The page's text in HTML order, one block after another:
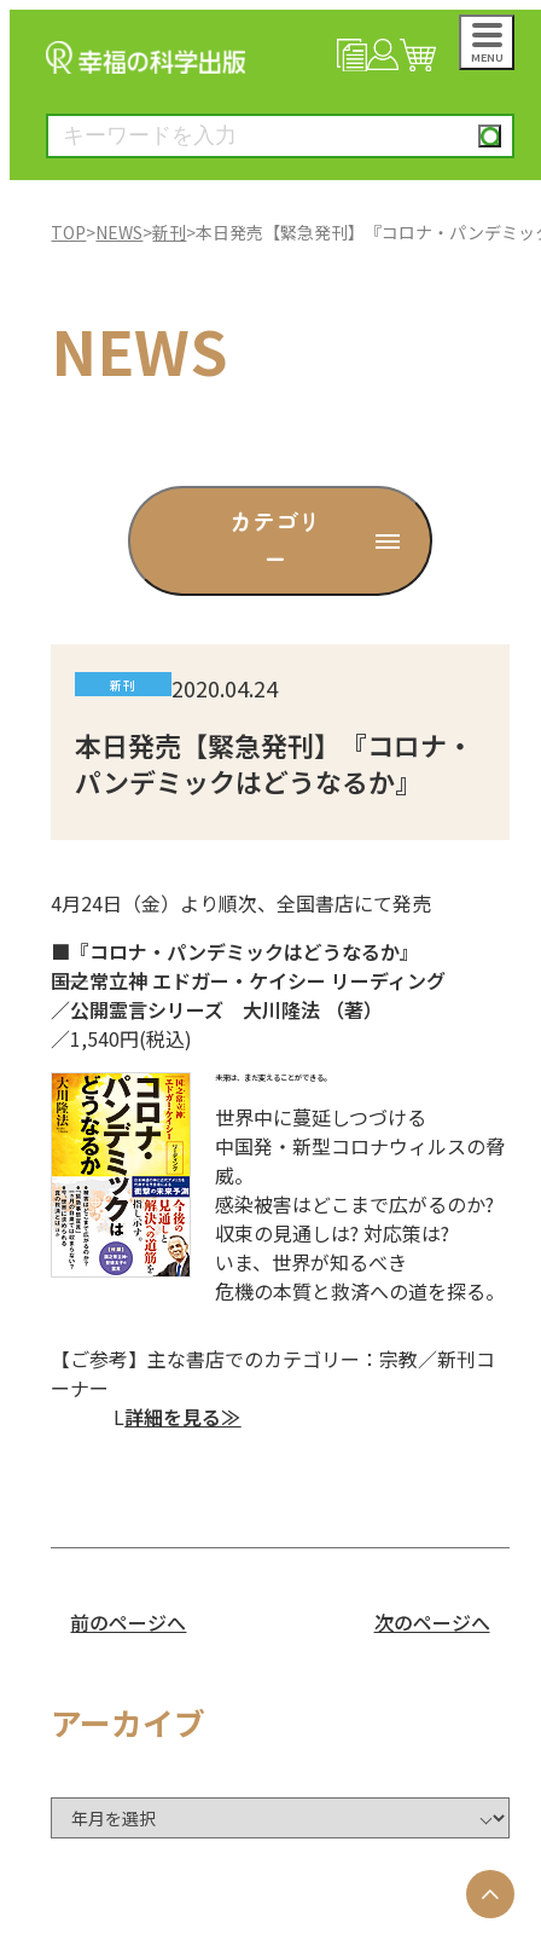
MENU
一般書
雑誌
CD
DVD・ブルーレイ
雑貨
TOP>NEWS>新刊>本日発売【緊急発刊】『コロナ・パンデミ
NEWS
カテゴリ
ー
新刊 2020.04.24
本日発売【緊急発刊】『コロナ・
パンデミックはどうなるか』
4月24日（金）より順次、全国書店にて発売
■『コロナ・パンデミックはどうなるか』
――国之常立神 エドガー・ケイシー リーディング
／公開霊言シリーズ 大川隆法 （著）
／1,540円(税込)
未来は、まだ変えることができる。
世界中に蔓延しつづける
中国発・新型コロナウィルスの脅
威。
感染被害はどこまで広がるのか?
収束の見通しは? 対応策は?
いま、世界が知るべき
危機の本質と救済への道を探る。
【ご参考】主な書店でのカテゴリー：宗教／新刊コ
ーナー
L詳細を見る≫
前のページへ 次のページへ
アーカイブ